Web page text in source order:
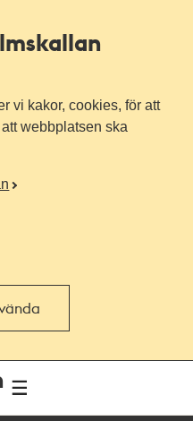
vi kakor, cookies, för att
webbplatsen ska